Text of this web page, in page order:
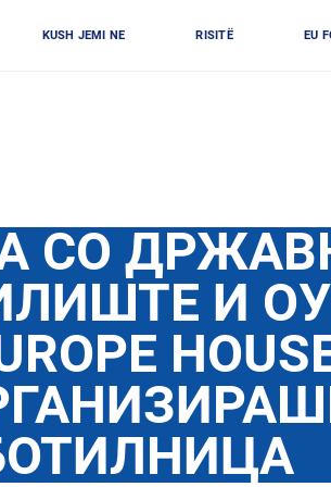
KUSH JEMI NE RISITË EU
СО
И